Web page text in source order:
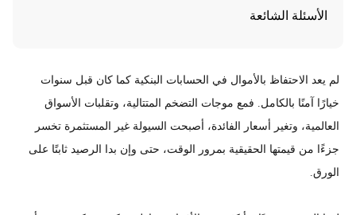
الأسئلة الشائعة
لم يعد الاحتفاظ بالأموال في الحسابات البنكية كما كان قبل سنوات
خيارًا آمنًا بالكامل. فمع موجات التضخم المتتالية، وتقلبات الأسواق
العالمية، وتغير أسعار الفائدة، أصبحت السيولة غير المستثمرة تخسر
جزءًا من قيمتها الحقيقية بمرور الوقت، حتى وإن بدا الرصيد ثابتًا على
الورق.